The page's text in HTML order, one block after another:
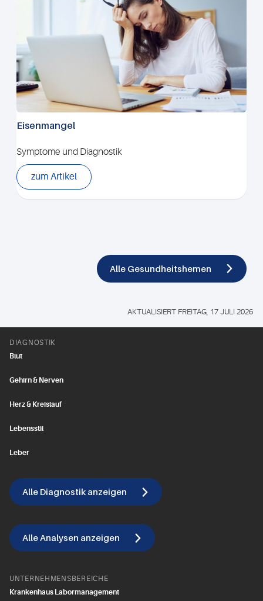
Eisenmangel
Symptome und Diagnostik
zum Artikel
Alle Gesundheitshemen
AKTUALISIERT FREITAG, 17 JULI 2026
DIAGNOSTIK
Blut
Gehirn & Nerven
Herz & Kreislauf
Lebensstil
Leber
Alle Diagnostik anzeigen
Alle Analysen anzeigen
UNTERNEHMENSBEREICHE
Krankenhaus Labormanagement